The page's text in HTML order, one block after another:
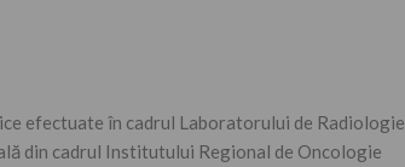
efectuate în cadrul Laboratorului de Radiologie
din cadrul Institutului Regional de Oncologie